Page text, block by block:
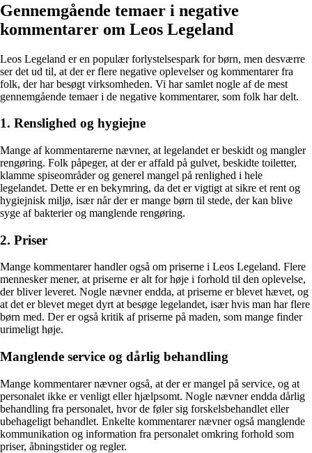
Gennemgående temaer i negative
kommentarer om Leos Legeland
Leos Legeland er en populær forlystelsespark for børn, men desværre
ser det ud til, at der er flere negative oplevelser og kommentarer fra
folk, der har besøgt virksomheden. Vi har samlet nogle af de mest
gennemgående temaer i de negative kommentarer, som folk har delt.
1. Renslighed og hygiejne
Mange af kommentarerne nævner, at legelandet er beskidt og mangler
rengøring. Folk påpeger, at der er affald på gulvet, beskidte toiletter,
klamme spiseområder og generel mangel på renlighed i hele
legelandet. Dette er en bekymring, da det er vigtigt at sikre et rent og
hygiejnisk miljø, især når der er mange børn til stede, der kan blive
syge af bakterier og manglende rengøring.
2. Priser
Mange kommentarer handler også om priserne i Leos Legeland. Flere
mennesker mener, at priserne er alt for høje i forhold til den oplevelse,
der bliver leveret. Nogle nævner endda, at priserne er blevet hævet, og
at det er blevet meget dyrt at besøge legelandet, især hvis man har flere
børn med. Der er også kritik af priserne på maden, som mange finder
urimeligt høje.
Manglende service og dårlig behandling
Mange kommentarer nævner også, at der er mangel på service, og at
personalet ikke er venligt eller hjælpsomt. Nogle nævner endda dårlig
behandling fra personalet, hvor de føler sig forskelsbehandlet eller
ubehageligt behandlet. Enkelte kommentarer nævner også manglende
kommunikation og information fra personalet omkring forhold som
priser, åbningstider og regler.